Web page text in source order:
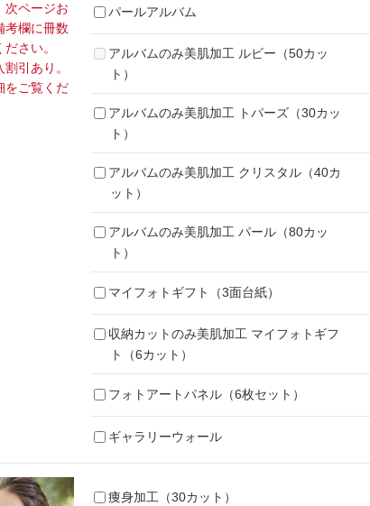
次ページお
考欄に冊数
さい。
引あり。
をご覧くだ
パールアルバム
アルバムのみ美肌加工 ルビー（50カッ
ト）
アルバムのみ美肌加工 トパーズ（30カッ
ト）
アルバムのみ美肌加工 クリスタル（40カ
ット）
アルバムのみ美肌加工 パール（80カッ
ト）
マイフォトギフト（3面台紙）
収納カットのみ美肌加工 マイフォトギフ
ト（6カット）
フォトアートパネル（6枚セット）
ギャラリーウォール
痩身加工（30カット）